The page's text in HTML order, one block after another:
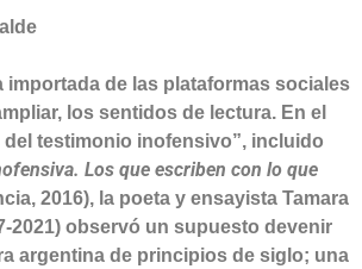
importada de las plataformas sociales
los sentidos de lectura. En el
testimonio inofensivo”, incluido
Los que escriben con lo que
2016), la poeta y ensayista Tamara
2021) observó un supuesto devenir
argentina de principios de siglo; una